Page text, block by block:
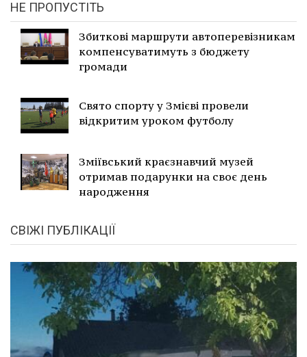
НЕ ПРОПУСТІТЬ
Збиткові маршрути автоперевізникам
компенсуватимуть з бюджету
громади
Свято спорту у Змієві провели
відкритим уроком футболу
Зміївський краєзнавчий музей
отримав подарунки на своє день
народження
СВІЖІ ПУБЛІКАЦІЇ